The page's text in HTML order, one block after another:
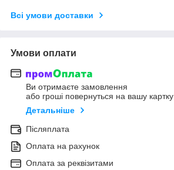
Всі умови доставки
Умови оплати
Ви отримаєте замовлення
або гроші повернуться на вашу картку
Детальніше
Післяплата
Оплата на рахунок
Оплата за реквізитами